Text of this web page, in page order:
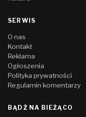
SERWIS
O nas
Kontakt
Reklama
Ogłoszenia
Polityka prywatności
Regulamin komentarzy
BĄDŹ NA BIEŻĄCO